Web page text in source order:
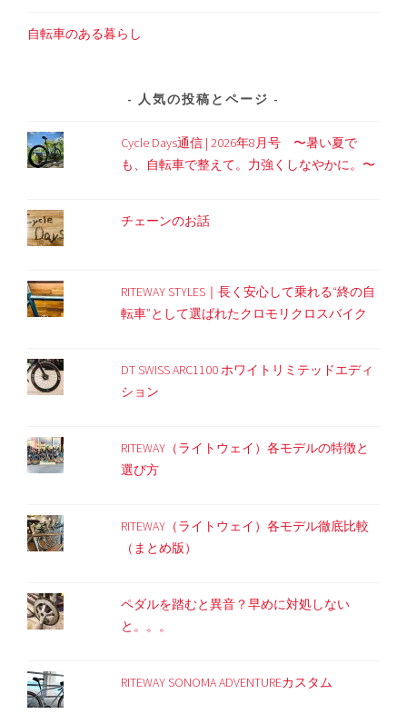
自転車のある暮らし
人気の投稿とページ
Cycle Days通信 | 2026年8月号 〜暑い夏で
も、自転車で整えて。力強くしなやかに。〜
チェーンのお話
RITEWAY STYLES｜長く安心して乗れる“終の自
転車”として選ばれたクロモリクロスバイク
DT SWISS ARC1100 ホワイトリミテッドエディ
ション
RITEWAY（ライトウェイ）各モデルの特徴と
選び方
RITEWAY（ライトウェイ）各モデル徹底比較
（まとめ版）
ペダルを踏むと異音？早めに対処しない
と。。。
RITEWAY SONOMA ADVENTUREカスタム